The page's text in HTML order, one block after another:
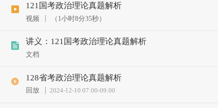
121国考政治理论真题解析
视频 （1小时8分35秒）
讲义：121国考政治理论真题解析
文档
128省考政治理论真题解析
回放 2024-12-10 07:00-09:00